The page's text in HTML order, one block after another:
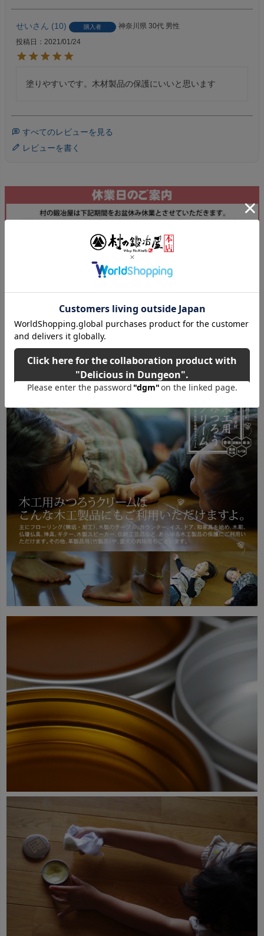
せい 10 購入者 神奈川県 30代 男性
投稿日
2021/01/24
塗りやすいです。木材製品の保護にいいと思います
すべてのレビューを見る
レビューを書く
尾山製材株式会社 木工用みつろうクリーム40ｇ木工
製品の塗装はもちろん、革製品・竹製品の保護にも使
える【ネコポス配送】【頑張って送料無料！】